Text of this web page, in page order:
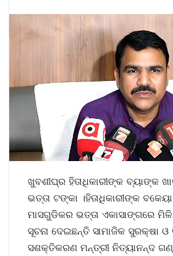
ଖୁବଶୀଘ୍ର ହିତାଧିକାରୀଙ୍କ ବ୍ୟାଙ୍କ
ଭତ୍ତା ଟଙ୍କା ।ହିତାଧିକାରୀଙ୍କ
ମାସଗୁଡିକର ଭତ୍ତା ଏକାସାଙ୍ଗରେ
ସୂଚନା ଦେଇଛନ୍ତି ସାମାଜିକ ସୁରକ୍ଷା
ସଶକ୍ତିକରଣ ମନ୍ତ୍ରୀ ନିତ୍ୟାନନ୍ଦ